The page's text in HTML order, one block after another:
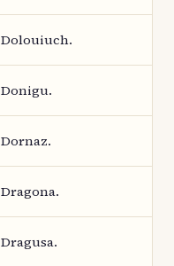
Dolouiuch.
Donigu.
Dornaz.
Dragona.
Dragusa.